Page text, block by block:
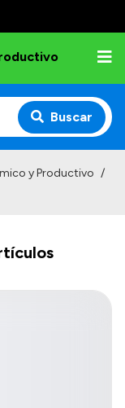
Buscar
y Productivo /